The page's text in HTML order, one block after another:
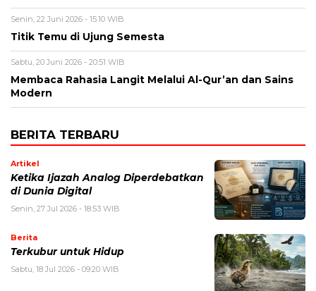
Senin, 22 Juni 2026 - 15:10 WIB
Titik Temu di Ujung Semesta
Sabtu, 20 Juni 2026 - 20:51 WIB
Membaca Rahasia Langit Melalui Al-Qur’an dan Sains
Modern
BERITA TERBARU
Artikel
Ketika Ijazah Analog Diperdebatkan
di Dunia Digital
Senin, 27 Jul 2026 - 18:53 WIB
Berita
Terkubur untuk Hidup
Sabtu, 18 Jul 2026 - 09:20 WIB